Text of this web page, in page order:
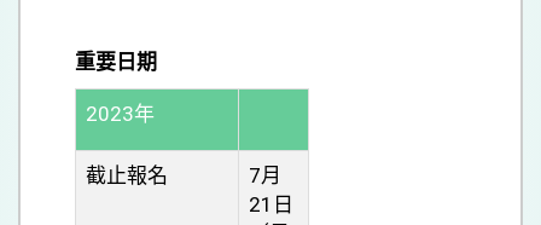
重要日期
2023年
截止報名
7月
21日